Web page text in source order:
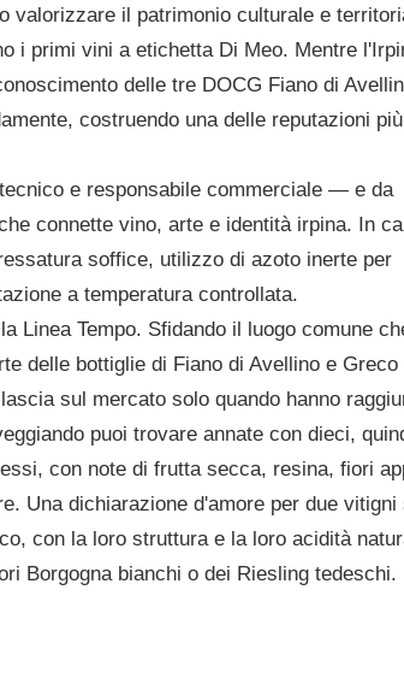
valorizzare il patrimonio culturale e
i primi vini a etichetta Di Meo. Mentre
delle tre DOCG Fiano di
costruendo una delle reputazioni
e responsabile commerciale — e da
connette vino, arte e identità irpina. In
soffice, utilizzo di azoto inerte per
a temperatura controllata.
Linea Tempo. Sfidando il luogo comune
delle bottiglie di Fiano di Avellino e Greco
sul mercato solo quando hanno
puoi trovare annate con dieci,
con note di frutta secca, resina, fiori
Una dichiarazione d'amore per due vitigni
con la loro struttura e la loro acidità
Borgogna bianchi o dei Riesling tedeschi.